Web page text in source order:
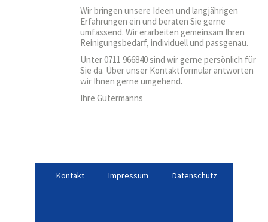
Wir bringen unsere Ideen und langjährigen
Erfahrungen ein und beraten Sie gerne
umfassend. Wir erarbeiten gemeinsam Ihren
Reinigungsbedarf, individuell und passgenau.
Unter 0711 966840 sind wir gerne persönlich für
Sie da. Über unser Kontaktformular antworten
wir Ihnen gerne umgehend.
Ihre Gutermanns
Kontakt Impressum Datenschutz